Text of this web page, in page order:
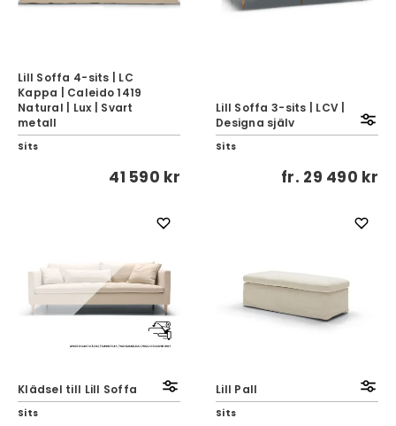
Lill Soffa 4-sits | LC
Kappa | Caleido 1419
Natural | Lux | Svart
metall
Sits
41 590 kr
Lill Soffa 3-sits | LCV |
Designa själv
Sits
fr. 29 490 kr
Klädsel till Lill Soffa
Sits
Lill Pall
Sits